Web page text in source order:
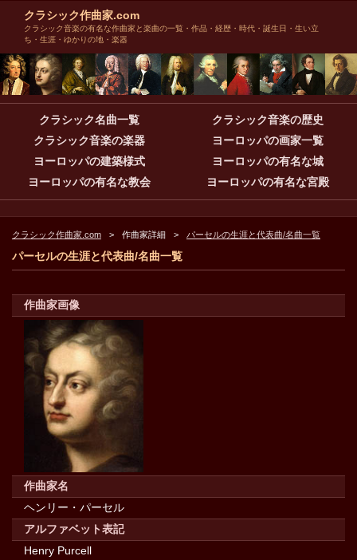
クラシック作曲家.com
クラシック音楽の有名な作曲家と楽曲の一覧・作品・経歴・時代・誕生日・生い立
ち・生涯・ゆかりの地・楽器
クラシック名曲一覧
クラシック音楽の歴史
クラシック音楽の楽器
ヨーロッパの画家一覧
ヨーロッパの建築様式
ヨーロッパの有名な城
ヨーロッパの有名な教会
ヨーロッパの有名な宮殿
クラシック作曲家.com 作曲家詳細 パーセルの生涯と代表曲/名曲一覧
パーセルの生涯と代表曲/名曲一覧
作曲家画像
作曲家名
ヘンリー・パーセル
アルファベット表記
Henry Purcell